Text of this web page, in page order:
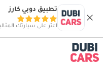
تطبيق دوبي كارز
اعثر على سيارتك
ذكاء دوبي كارز
ذكاء دوبيكارز